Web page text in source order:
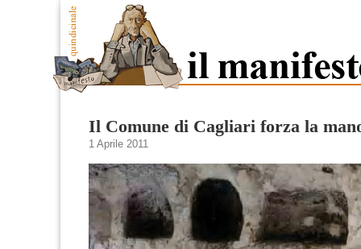
Il Comune di Cagliari forza la
1 Aprile 2011